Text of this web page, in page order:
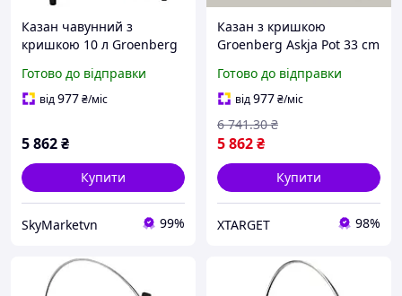
Казан чавунний з
кришкою 10 л Groenberg
Black
Готово до відправки
від977₴/міс
5 862₴
Купити
SkyMarketvn 99%
Казан з кришкою
Groenberg Askja Pot 33 cm
Готово до відправки
від977₴/міс
5 862₴
6 741.30 ₴
Купити
XTARGET 98%